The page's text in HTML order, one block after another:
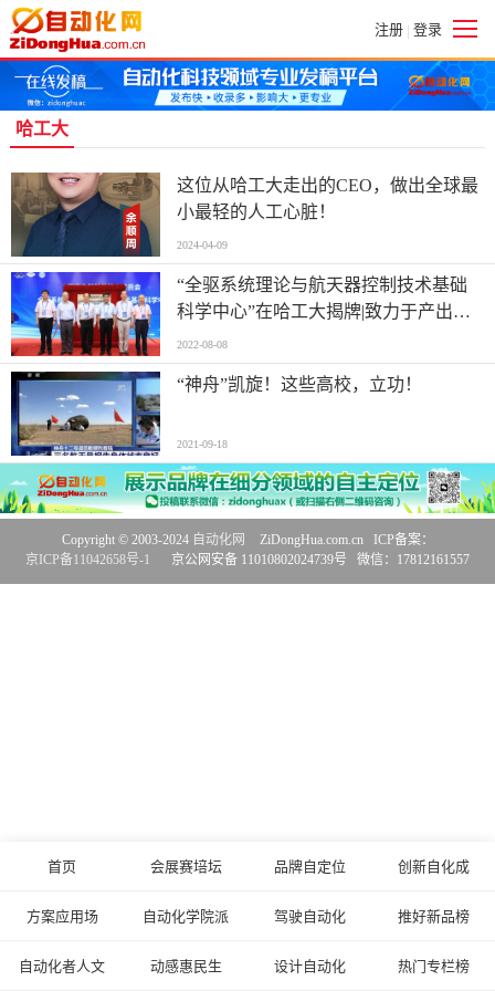
注册 | 登录
哈工大
这位从哈工大走出的CEO，做出全球最
小最轻的人工心脏！
2024-04-09
“全驱系统理论与航天器控制技术基础
科学中心”在哈工大揭牌|致力于产出控
制理论和方法的重大原创成果
2022-08-08
“神舟”凯旋！这些高校，立功！
2021-09-18
首页 会展赛培坛 品牌自定位 创新自化成
方案应用场 自动化学院派 驾驶自动化 推好新品榜
自动化者人文 动感惠民生 设计自动化 热门专栏榜
Copyright © 2003-2024 自动化网
ZiDongHua.com.cn ICP备案：
京ICP备11042658号-1
京公网安备 11010802024739号 微信：17812161557